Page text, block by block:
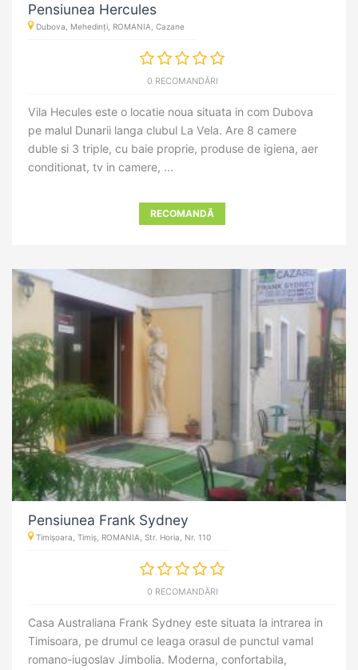
Pensiunea Hercules
Dubova, Mehedinți, ROMANIA, Cazane
0 RECOMANDĂRI
Vila Hecules este o locatie noua situata in com Dubova
pe malul Dunarii langa clubul La Vela. Are 8 camere
duble si 3 triple, cu baie proprie, produse de igiena, aer
conditionat, tv in camere, ...
RECOMANDĂ
Pensiunea Frank Sydney
Timișoara, Timiș, ROMANIA, Str. Horia, Nr. 110
0 RECOMANDĂRI
Casa Australiana Frank Sydney este situata la intrarea in
Timisoara, pe drumul ce leaga orasul de punctul vamal
romano-iugoslav Jimbolia. Moderna, confortabila,